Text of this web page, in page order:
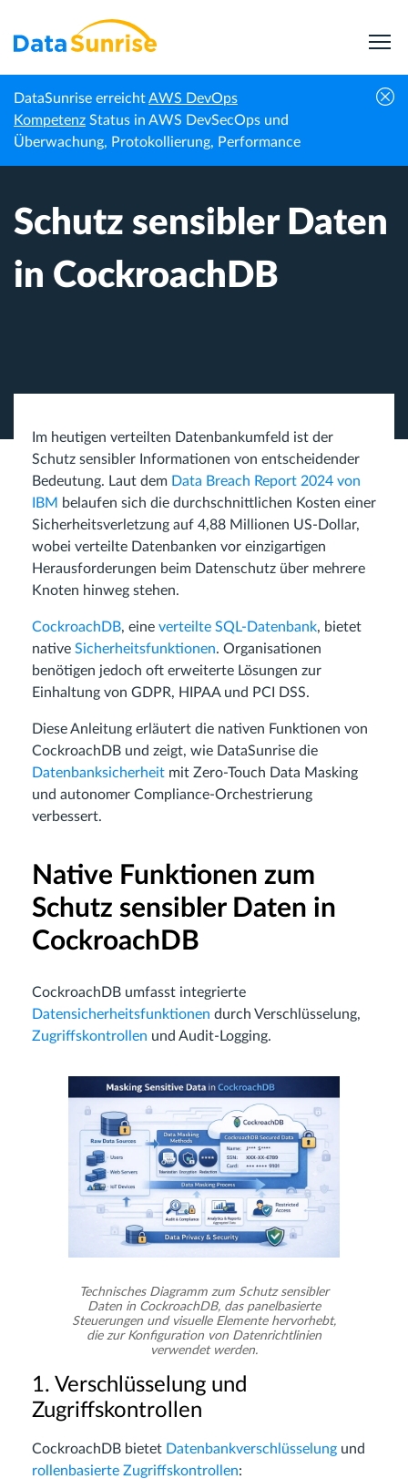
DataSunrise erreichtAWS DevOps
Kompetenz Status in AWS DevSecOps und
Überwachung, Protokollierung, Performance
Startseite Wissenszentrum Schutz sensibler Daten in CockroachDB
Schutz sensibler Daten
in CockroachDB
Im heutigen verteilten Datenbankumfeld ist der
Schutz sensibler Informationen von entscheidender
Bedeutung. Laut dem Data Breach Report 2024 von
IBM belaufen sich die durchschnittlichen Kosten einer
Sicherheitsverletzung auf 4,88 Millionen US-Dollar,
wobei verteilte Datenbanken vor einzigartigen
Herausforderungen beim Datenschutz über mehrere
Knoten hinweg stehen.
CockroachDB, eine verteilte SQL-Datenbank, bietet
native Sicherheitsfunktionen. Organisationen
benötigen jedoch oft erweiterte Lösungen zur
Einhaltung von GDPR, HIPAA und PCI DSS.
Diese Anleitung erläutert die nativen Funktionen von
CockroachDB und zeigt, wie DataSunrise die
Datenbanksicherheit mit Zero-Touch Data Masking
und autonomer Compliance-Orchestrierung
verbessert.
Native Funktionen zum
Schutz sensibler Daten in
CockroachDB
CockroachDB umfasst integrierte
Datensicherheitsfunktionen durch Verschlüsselung,
Zugriffskontrollen und Audit-Logging.
Technisches Diagramm zum Schutz sensibler
Daten in CockroachDB, das panelbasierte
Steuerungen und visuelle Elemente hervorhebt,
die zur Konfiguration von Datenrichtlinien
verwendet werden.
1. Verschlüsselung und
Zugriffskontrollen
CockroachDB bietet Datenbankverschlüsselung und
rollenbasierte Zugriffskontrollen: